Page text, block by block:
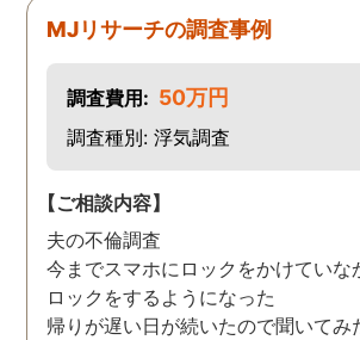
MJリサーチの調査事例
調査費用: 50万円
調査種別: 浮気調査
【ご相談内容】
夫の不倫調査
今までスマホにロックをかけていな
ロックをするようになった
帰りが遅い日が続いたので聞いてみ